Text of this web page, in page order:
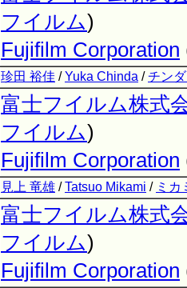
フイルム)
Fujifilm Corporation
珍田 裕佳 /Yuka Chinda /チン
富士フイルム株式
フイルム)
Fujifilm Corporation
見上 竜雄 /Tatsuo Mikami / ミカ
富士フイルム株式
フイルム)
Fujifilm Corporation